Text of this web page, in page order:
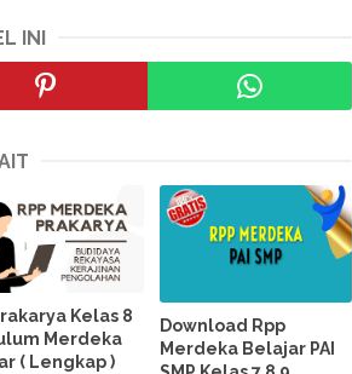
INI
Kelas 8
Merdeka
( Lengkap )
Download Rpp
Merdeka Belajar PAI